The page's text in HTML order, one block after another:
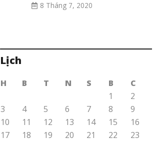
8 Tháng 7, 2020
Lịch
H B T N S B
C
1
2
3
4 5 6 7 8
9
10
11 12 13 14 15
16
17
18 19 20 21 22
23